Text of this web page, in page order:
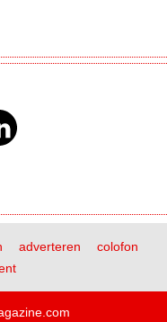
adverteren
colofon